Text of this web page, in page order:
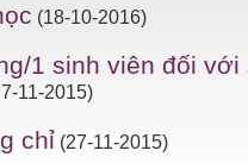
(18-10-2016)
1 sinh viên đối
11-2015)
chỉ (27-11-2015)